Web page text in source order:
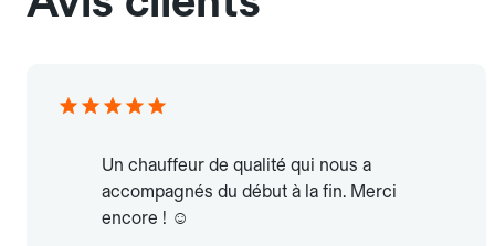
Un chauffeur de qualité qui nous a
accompagnés du début à la fin. Merci
encore ! ☺️